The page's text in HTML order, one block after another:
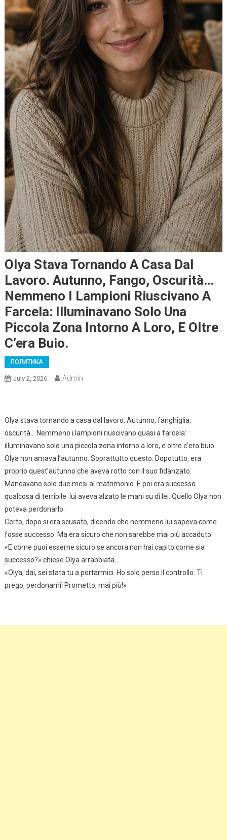
Olya Stava Tornando A Casa Dal
Lavoro. Autunno, Fango, Oscurità…
Nemmeno I Lampioni Riuscivano A
Farcela: Illuminavano Solo Una
Piccola Zona Intorno A Loro, E Oltre
C’era Buio.
ПОЛИТИКА
July 2, 2026 Admin
Olya stava tornando a casa dal lavoro. Autunno, fanghiglia,
oscurità… Nemmeno i lampioni riuscivano quasi a farcela:
illuminavano solo una piccola zona intorno a loro, e oltre c’era buio.
Olya non amava l’autunno. Soprattutto questo. Dopotutto, era
proprio quest’autunno che aveva rotto con il suo fidanzato.
Mancavano solo due mesi al matrimonio. E poi era successo
qualcosa di terribile: lui aveva alzato le mani su di lei. Quello Olya non
poteva perdonarlo.
Certo, dopo si era scusato, dicendo che nemmeno lui sapeva come
fosse successo. Ma era sicuro che non sarebbe mai più accaduto.
«E come puoi esserne sicuro se ancora non hai capito come sia
successo?» chiese Olya arrabbiata.
«Olya, dai, sei stata tu a portarmici. Ho solo perso il controllo. Ti
prego, perdonami! Prometto, mai più!»